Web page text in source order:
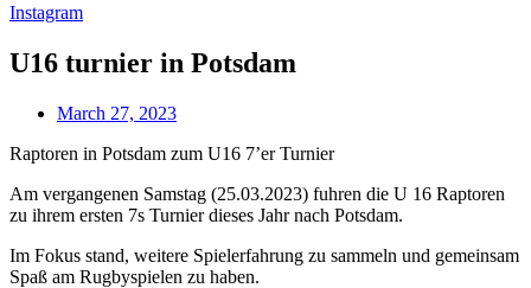
Instagram
U16 turnier in Potsdam
March 27, 2023
Raptoren in Potsdam zum U16 7’er Turnier
Am vergangenen Samstag (25.03.2023) fuhren die U 16 Raptoren
zu ihrem ersten 7s Turnier dieses Jahr nach Potsdam.
Im Fokus stand, weitere Spielerfahrung zu sammeln und gemeinsam
Spaß am Rugbyspielen zu haben.